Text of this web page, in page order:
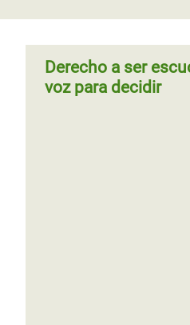
Derecho a ser
voz para decidir